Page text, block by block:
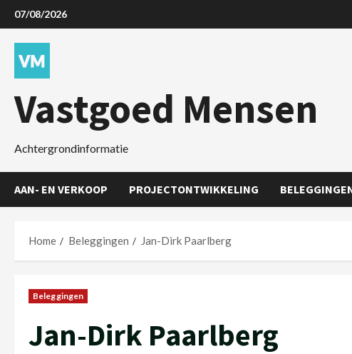
07/08/2026
Vastgoed Mensen
Achtergrondinformatie
AAN- EN VERKOOP PROJECTONTWIKKELING
Home Beleggingen Jan-Dirk Paarlberg
Beleggingen
Jan-Dirk Paarlberg